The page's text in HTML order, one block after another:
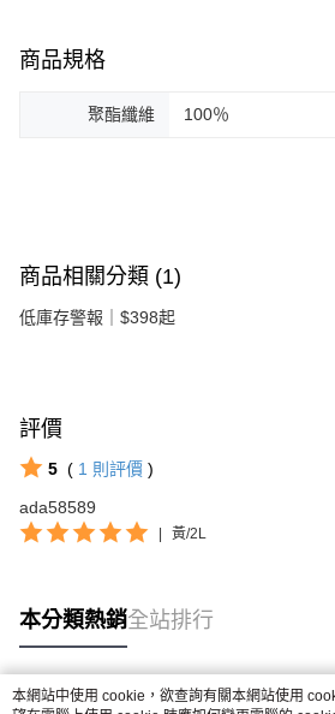
商品規格
聚酯纖維 100％
商品相關分類 (1)
低庫存警報｜$398起
評價
5 ( 1 則評價 )
ada58589
| 黃/2L
本分類熱銷全站排行
本網站中使用 cookie，欲查詢有關本網站使用